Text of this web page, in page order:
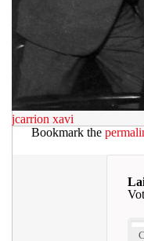
jcarrion xavi
Bookmark the